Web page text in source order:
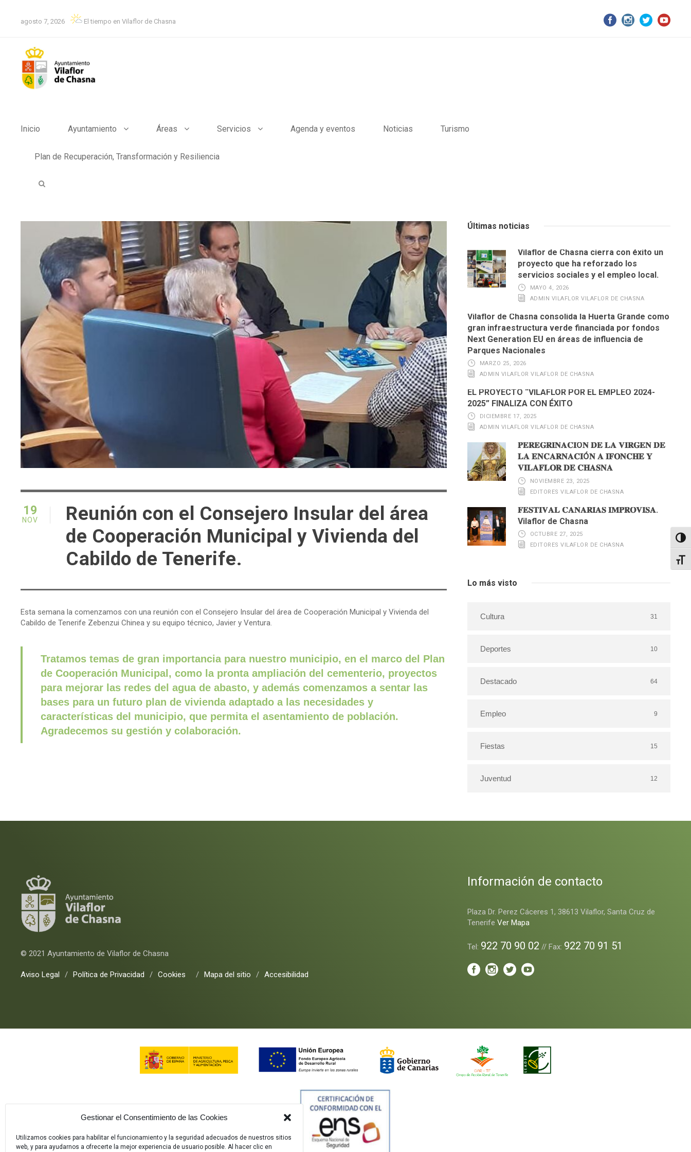
Gestionar el Consentimiento de las Cookies
Utilizamos cookies para habilitar el funcionamiento y la seguridad adecuados de nuestros sitios
web, y para ayudarnos a ofrecerte la mejor experiencia de usuario posible. Al hacer clic en
agosto 7, 2026 El tiempo en Vilaflor de Chasna
Inicio Ayuntamiento Áreas Servicios Agenda y eventos Noticias Turismo
Plan de Recuperación, Transformación y Resiliencia
19
NOV
Reunión con el Consejero Insular del área
de Cooperación Municipal y Vivienda del
Cabildo de Tenerife.
Esta semana la comenzamos con una reunión con el Consejero Insular del área de Cooperación Municipal y Vivienda del
Cabildo de Tenerife Zebenzui Chinea y su equipo técnico, Javier y Ventura.
Tratamos temas de gran importancia para nuestro municipio, en el marco del Plan
de Cooperación Municipal, como la pronta ampliación del cementerio, proyectos
para mejorar las redes del agua de abasto, y además comenzamos a sentar las
bases para un futuro plan de vivienda adaptado a las necesidades y
características del municipio, que permita el asentamiento de población.
Agradecemos su gestión y colaboración.
Últimas noticias
Vilaflor de Chasna cierra con éxito un
proyecto que ha reforzado los
servicios sociales y el empleo local.
MAYO 4, 2026
ADMIN VILAFLOR VILAFLOR DE CHASNA
Vilaflor de Chasna consolida la Huerta Grande como
gran infraestructura verde financiada por fondos
Next Generation EU en áreas de influencia de
Parques Nacionales
MARZO 25, 2026
ADMIN VILAFLOR VILAFLOR DE CHASNA
EL PROYECTO “VILAFLOR POR EL EMPLEO 2024-
2025” FINALIZA CON ÉXITO
DICIEMBRE 17, 2025
ADMIN VILAFLOR VILAFLOR DE CHASNA
𝐏𝐄𝐑𝐄𝐆𝐑𝐈𝐍𝐀𝐂𝐈Ó𝐍 𝐃𝐄 𝐋𝐀 𝐕𝐈𝐑𝐆𝐄𝐍 𝐃𝐄
𝐋𝐀 𝐄𝐍𝐂𝐀𝐑𝐍𝐀𝐂𝐈Ó𝐍 𝐀 𝐈𝐅𝐎𝐍𝐂𝐇𝐄 𝐘
𝐕𝐈𝐋𝐀𝐅𝐋𝐎𝐑 𝐃𝐄 𝐂𝐇𝐀𝐒𝐍𝐀
NOVIEMBRE 23, 2025
EDITORES VILAFLOR DE CHASNA
𝐅𝐄𝐒𝐓𝐈𝐕𝐀𝐋 𝐂𝐀𝐍𝐀𝐑𝐈𝐀𝐒 𝐈𝐌𝐏𝐑𝐎𝐕𝐈𝐒𝐀.
Vilaflor de Chasna
OCTUBRE 27, 2025
EDITORES VILAFLOR DE CHASNA
Lo más visto
Cultura 31
Deportes 10
Destacado 64
Empleo 9
Fiestas 15
Juventud 12
© 2021 Ayuntamiento de Vilaflor de Chasna
Aviso Legal / Política de Privacidad / Cookies / Mapa del sitio / Accesibilidad
Información de contacto
Plaza Dr. Perez Cáceres 1, 38613 Vilaflor, Santa Cruz de
TenerifeVer Mapa
Tel: 922 70 90 02 // Fax: 922 70 91 51